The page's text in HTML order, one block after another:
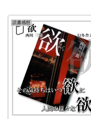
読書感想